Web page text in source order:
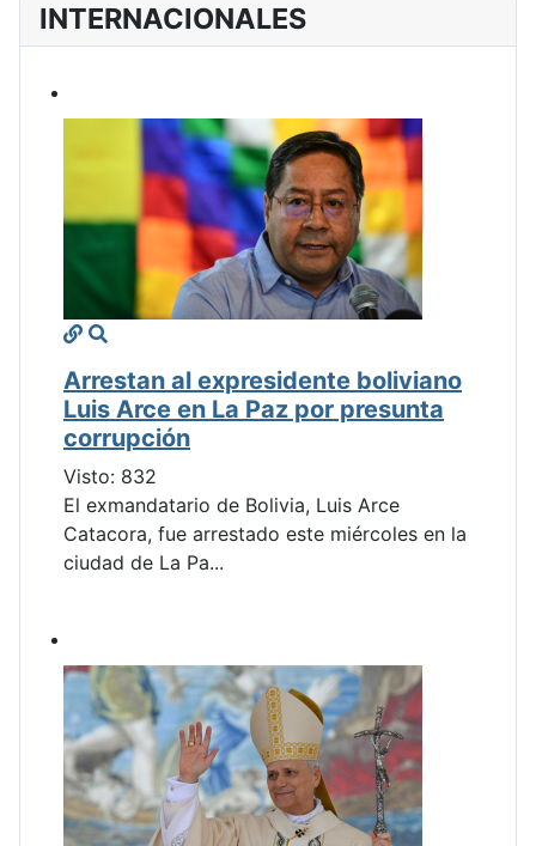
INTERNACIONALES
Arrestan al expresidente boliviano
Luis Arce en La Paz por presunta
corrupción
Visto: 832
El exmandatario de Bolivia, Luis Arce
Catacora, fue arrestado este miércoles en la
ciudad de La Pa...